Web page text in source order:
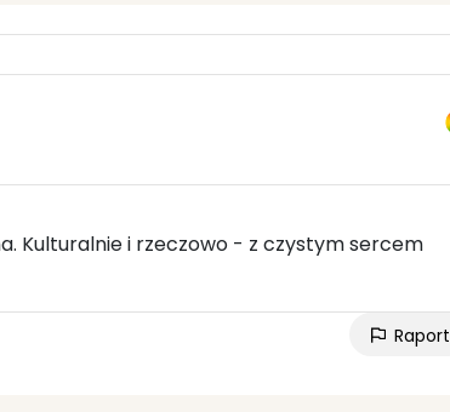
Kulturalnie i rzeczowo - z czystym sercem
Raport